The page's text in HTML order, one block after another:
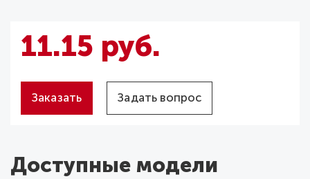
11.15 руб.
Заказать Задать вопрос
Доступные модели